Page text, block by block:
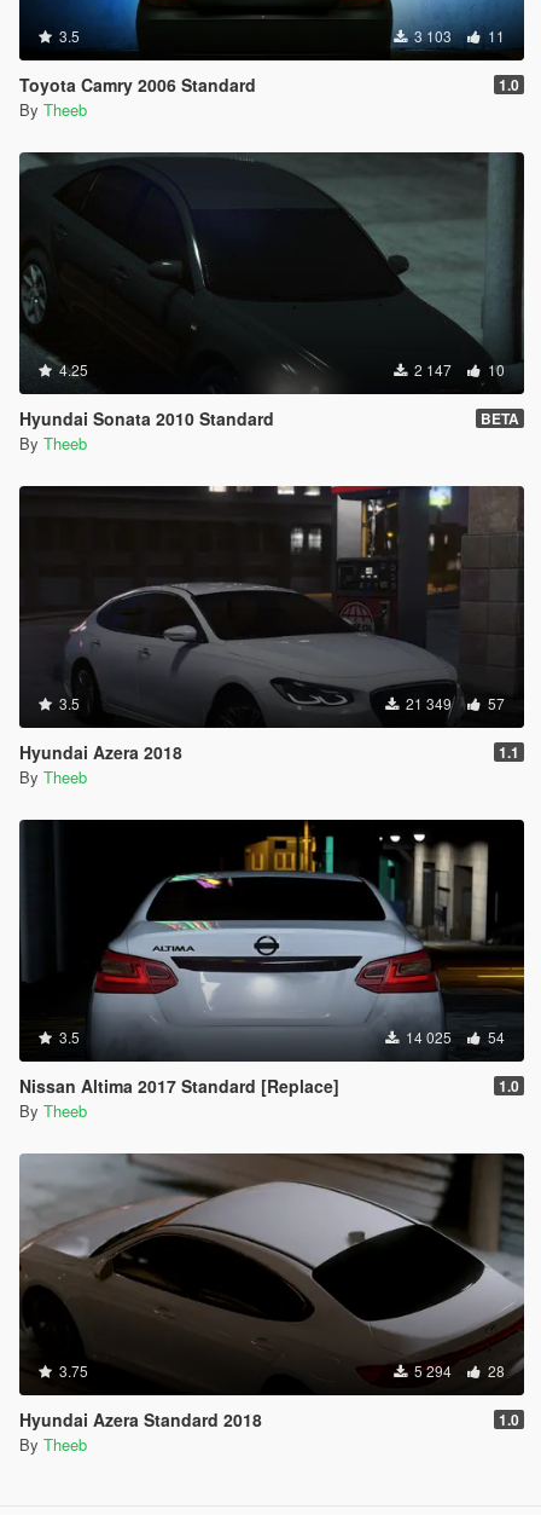
3.5 3 103 11
Toyota Camry 2006 Standard 1.0
By Theeb
4.25 2 147 10
Hyundai Sonata 2010 Standard BETA
By Theeb
3.5 21 349 57
Hyundai Azera 2018 1.1
By Theeb
3.5 14 025 54
Nissan Altima 2017 Standard [Replace] 1.0
By Theeb
3.75 5 294 28
Hyundai Azera Standard 2018 1.0
By Theeb